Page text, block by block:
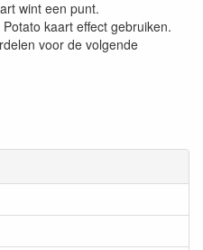
wint een punt.
kaart effect gebruiken.
voor de volgende